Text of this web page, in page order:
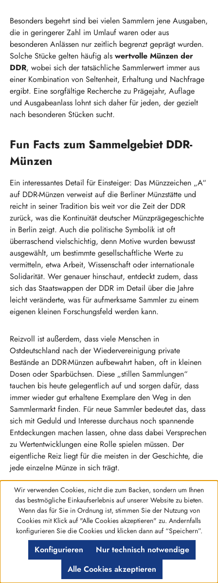
Besonders begehrt sind bei vielen Sammlern jene Ausgaben,
die in geringerer Zahl im Umlauf waren oder aus
besonderen Anlässen nur zeitlich begrenzt geprägt wurden.
Solche Stücke gelten häufig als wertvolle Münzen der
DDR, wobei sich der tatsächliche Sammlerwert immer aus
einer Kombination von Seltenheit, Erhaltung und Nachfrage
ergibt. Eine sorgfältige Recherche zu Prägejahr, Auflage
und Ausgabeanlass lohnt sich daher für jeden, der gezielt
nach besonderen Stücken sucht.
Fun Facts zum Sammelgebiet DDR-
Münzen
Ein interessantes Detail für Einsteiger: Das Münzzeichen „A“
auf DDR-Münzen verweist auf die Berliner Münzstätte und
reicht in seiner Tradition bis weit vor die Zeit der DDR
zurück, was die Kontinuität deutscher Münzprägegeschichte
in Berlin zeigt. Auch die politische Symbolik ist oft
überraschend vielschichtig, denn Motive wurden bewusst
ausgewählt, um bestimmte gesellschaftliche Werte zu
vermitteln, etwa Arbeit, Wissenschaft oder internationale
Solidarität. Wer genauer hinschaut, entdeckt zudem, dass
sich das Staatswappen der DDR im Detail über die Jahre
leicht veränderte, was für aufmerksame Sammler zu einem
eigenen kleinen Forschungsfeld werden kann.
Reizvoll ist außerdem, dass viele Menschen in
Ostdeutschland nach der Wiedervereinigung private
Bestände an DDR-Münzen aufbewahrt haben, oft in kleinen
Dosen oder Sparbüchsen. Diese „stillen Sammlungen“
tauchen bis heute gelegentlich auf und sorgen dafür, dass
immer wieder gut erhaltene Exemplare den Weg in den
Sammlermarkt finden. Für neue Sammler bedeutet das, dass
sich mit Geduld und Interesse durchaus noch spannende
Entdeckungen machen lassen, ohne dass dabei Versprechen
zu Wertentwicklungen eine Rolle spielen müssen. Der
eigentliche Reiz liegt für die meisten in der Geschichte, die
jede einzelne Münze in sich trägt.
Ihr Einstieg in die Welt der Münzen
aus der DDR
Ob Sie bereits erfahrener Sammler sind oder sich zum ersten
Mal mit diesem Kapitel deutscher Geschichte beschäftigen:
Münzen aus der DDR bieten ein facettenreiches und gut
zugängliches Sammelgebiet. Mit unserer langjährigen
Werkzeugleiste anzeigen
Wir verwenden Cookies, nicht die zum Backen, sondern um Ihnen
das bestmögliche Einkaufserlebnis auf unserer Website zu bieten.
Wenn das für Sie in Ordnung ist, stimmen Sie der Nutzung von
Cookies mit Klick auf "Alle Cookies akzeptieren" zu. Andernfalls
konfigurieren Sie die Cookies und klicken dann auf “Speichern”.
Nur technisch notwendige
Konfigurieren
Alle Cookies akzeptieren